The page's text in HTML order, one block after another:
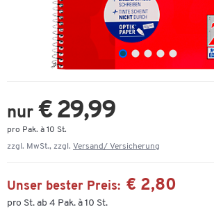
nur € 29,99
pro Pak. à 10 St.
zzgl. MwSt., zzgl. Versand/ Versicherung
Unser bester Preis: € 2,80
pro St. ab 4 Pak. à 10 St.